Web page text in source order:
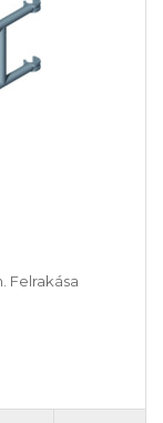
Felrakása